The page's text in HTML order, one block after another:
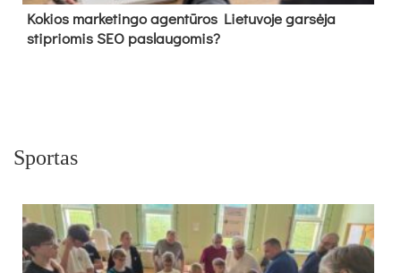
Kokios marketingo agentūros Lietuvoje garsėja
stipriomis SEO paslaugomis?
Sportas